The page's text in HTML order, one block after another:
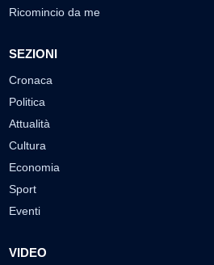
Ricomincio da me
SEZIONI
Cronaca
Politica
Attualità
Cultura
Economia
Sport
Eventi
VIDEO